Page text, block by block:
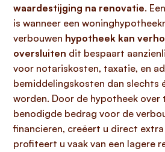
waardestijging na renovatie.
is wanneer een
verbouwen hypotheek kan
oversluiten dit bespaart
voor notariskosten, taxatie, en
bemiddelingskosten dan slechts
worden. Door de hypotheek over
benodigde bedrag voor de
financieren, creëert u direct
profiteert u vaak van een lagere